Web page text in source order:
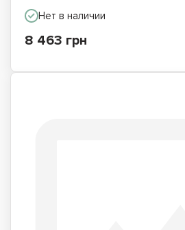
Нет в наличии
8 463 грн